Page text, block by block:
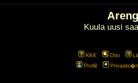
Kuula uusi
KKK Otsi
Profiil